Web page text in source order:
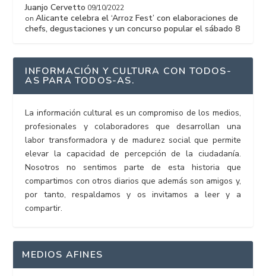
Juanjo Cervetto 09/10/2022
onAlicante celebra el ‘Arroz Fest’ con elaboraciones de
chefs, degustaciones y un concurso popular el sábado 8
INFORMACIÓN Y CULTURA CON TODOS-
AS PARA TODOS-AS.
La información cultural es un compromiso de los medios,
profesionales y colaboradores que desarrollan una
labor transformadora y de madurez social que permite
elevar la capacidad de percepción de la ciudadanía.
Nosotros no sentimos parte de esta historia que
compartimos con otros diarios que además son amigos y,
por tanto, respaldamos y os invitamos a leer y a
compartir.
MEDIOS AFINES